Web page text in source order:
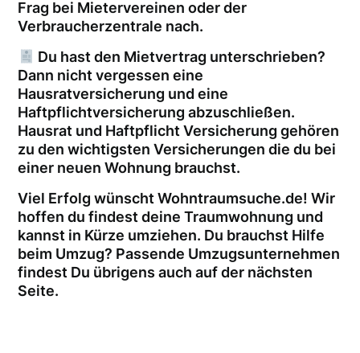
Frag bei Mietervereinen oder der
Verbraucherzentrale nach.
Du hast den Mietvertrag unterschrieben?
Dann nicht vergessen eine
Hausratversicherung und eine
Haftpflichtversicherung abzuschließen.
Hausrat und Haftpflicht Versicherung gehören
zu den wichtigsten Versicherungen die du bei
einer neuen Wohnung brauchst.
Viel Erfolg wünscht Wohntraumsuche.de! Wir
hoffen du findest deine Traumwohnung und
kannst in Kürze umziehen. Du brauchst Hilfe
beim Umzug? Passende Umzugsunternehmen
findest Du übrigens auch auf der nächsten
Seite.